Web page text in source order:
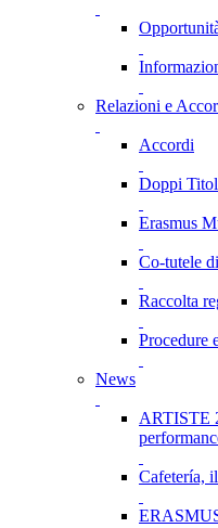
Relazioni e
Accordi
Doppi
Erasmus
Co-tutele
Raccolta
Procedure
News
ARTISTE
Cafetería,